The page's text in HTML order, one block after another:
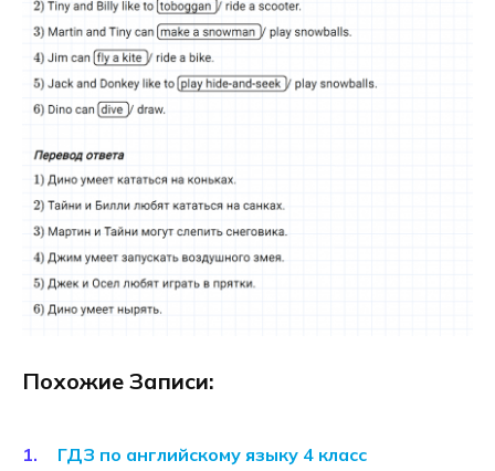
Похожие Записи:
ГДЗ по английскому языку 4 класс